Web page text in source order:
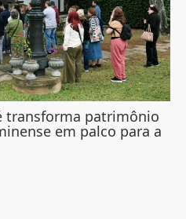
transforma patrimônio
em palco para a